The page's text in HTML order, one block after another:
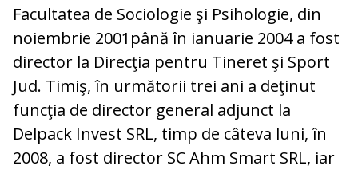
Facultatea de Sociologie şi Psihologie, din
noiembrie 2001până în ianuarie 2004 a fost
director la Direcţia pentru Tineret şi Sport
Jud. Timiş, în următorii trei ani a deţinut
funcţia de director general adjunct la
Delpack Invest SRL, timp de câteva luni, în
2008, a fost director SC Ahm Smart SRL, iar